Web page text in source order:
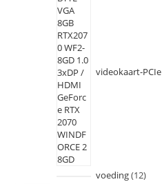
videokaart-PCIe
voeding 12